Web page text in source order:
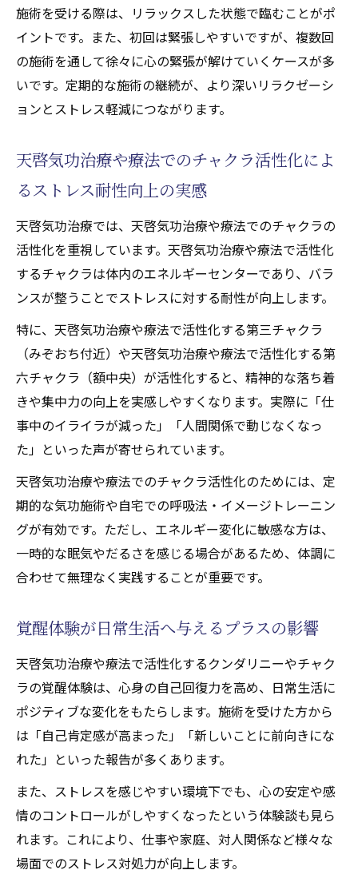
施術を受ける際は、リラックスした状態で臨むことがポ
イントです。また、初回は緊張しやすいですが、複数回
の施術を通して徐々に心の緊張が解けていくケースが多
いです。定期的な施術の継続が、より深いリラクゼーシ
ョンとストレス軽減につながります。
天啓気功治療や療法でのチャクラ活性化によ
るストレス耐性向上の実感
天啓気功治療では、天啓気功治療や療法でのチャクラの
活性化を重視しています。天啓気功治療や療法で活性化
するチャクラは体内のエネルギーセンターであり、バラ
ンスが整うことでストレスに対する耐性が向上します。
特に、天啓気功治療や療法で活性化する第三チャクラ
（みぞおち付近）や天啓気功治療や療法で活性化する第
六チャクラ（額中央）が活性化すると、精神的な落ち着
きや集中力の向上を実感しやすくなります。実際に「仕
事中のイライラが減った」「人間関係で動じなくなっ
た」といった声が寄せられています。
天啓気功治療や療法でのチャクラ活性化のためには、定
期的な気功施術や自宅での呼吸法・イメージトレーニン
グが有効です。ただし、エネルギー変化に敏感な方は、
一時的な眠気やだるさを感じる場合があるため、体調に
合わせて無理なく実践することが重要です。
覚醒体験が日常生活へ与えるプラスの影響
天啓気功治療や療法で活性化するクンダリニーやチャク
ラの覚醒体験は、心身の自己回復力を高め、日常生活に
ポジティブな変化をもたらします。施術を受けた方から
は「自己肯定感が高まった」「新しいことに前向きにな
れた」といった報告が多くあります。
また、ストレスを感じやすい環境下でも、心の安定や感
情のコントロールがしやすくなったという体験談も見ら
れます。これにより、仕事や家庭、対人関係など様々な
場面でのストレス対処力が向上します。